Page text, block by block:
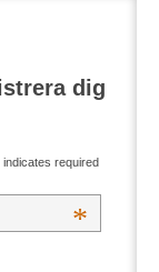
dig
indicates required
*